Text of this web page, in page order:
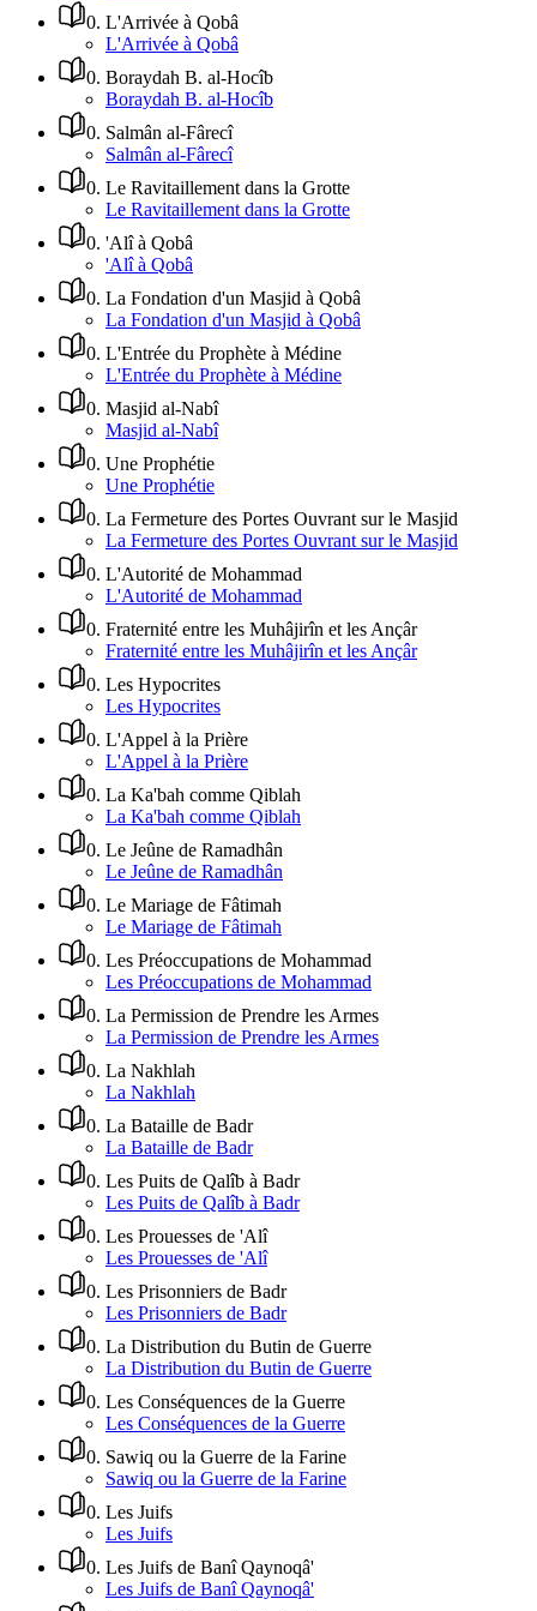
0. L'Arrivée à Qobâ
L'Arrivée à Qobâ
0. Boraydah B. al-Hocîb
Boraydah B. al-Hocîb
0. Salmân al-Fârecî
Salmân al-Fârecî
0. Le Ravitaillement dans la Grotte
Le Ravitaillement dans la Grotte
0. 'Alî à Qobâ
'Alî à Qobâ
0. La Fondation d'un Masjid à Qobâ
La Fondation d'un Masjid à Qobâ
0. L'Entrée du Prophète à Médine
L'Entrée du Prophète à Médine
0. Masjid al-Nabî
Masjid al-Nabî
0. Une Prophétie
Une Prophétie
0. La Fermeture des Portes Ouvrant sur le Masjid
La Fermeture des Portes Ouvrant sur le Masjid
0. L'Autorité de Mohammad
L'Autorité de Mohammad
0. Fraternité entre les Muhâjirîn et les Ançâr
Fraternité entre les Muhâjirîn et les Ançâr
0. Les Hypocrites
Les Hypocrites
0. L'Appel à la Prière
L'Appel à la Prière
0. La Ka'bah comme Qiblah
La Ka'bah comme Qiblah
0. Le Jeûne de Ramadhân
Le Jeûne de Ramadhân
0. Le Mariage de Fâtimah
Le Mariage de Fâtimah
0. Les Préoccupations de Mohammad
Les Préoccupations de Mohammad
0. La Permission de Prendre les Armes
La Permission de Prendre les Armes
0. La Nakhlah
La Nakhlah
0. La Bataille de Badr
La Bataille de Badr
0. Les Puits de Qalîb à Badr
Les Puits de Qalîb à Badr
0. Les Prouesses de 'Alî
Les Prouesses de 'Alî
0. Les Prisonniers de Badr
Les Prisonniers de Badr
0. La Distribution du Butin de Guerre
La Distribution du Butin de Guerre
0. Les Conséquences de la Guerre
Les Conséquences de la Guerre
0. Sawiq ou la Guerre de la Farine
Sawiq ou la Guerre de la Farine
0. Les Juifs
Les Juifs
0. Les Juifs de Banî Qaynoqâ'
Les Juifs de Banî Qaynoqâ'